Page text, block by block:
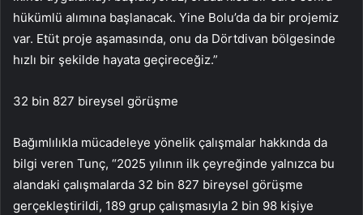
hükümlü alımına başlanacak. Yine Bolu’da da bir projemiz
var. Etüt proje aşamasında, onu da Dörtdivan bölgesinde
hızlı bir şekilde hayata geçireceğiz.”
32 bin 827 bireysel görüşme
Bağımlılıkla mücadeleye yönelik çalışmalar hakkında da
bilgi veren Tunç, “2025 yılının ilk çeyreğinde yalnızca bu
alandaki çalışmalarda 32 bin 827 bireysel görüşme
gerçekleştirildi, 189 grup çalışmasıyla 2 bin 98 kişiye